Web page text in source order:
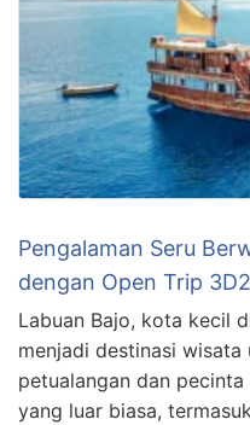
Pengalaman Seru
dengan Open Trip
Labuan Bajo, kota kecil
menjadi destinasi
petualangan dan
yang luar biasa,